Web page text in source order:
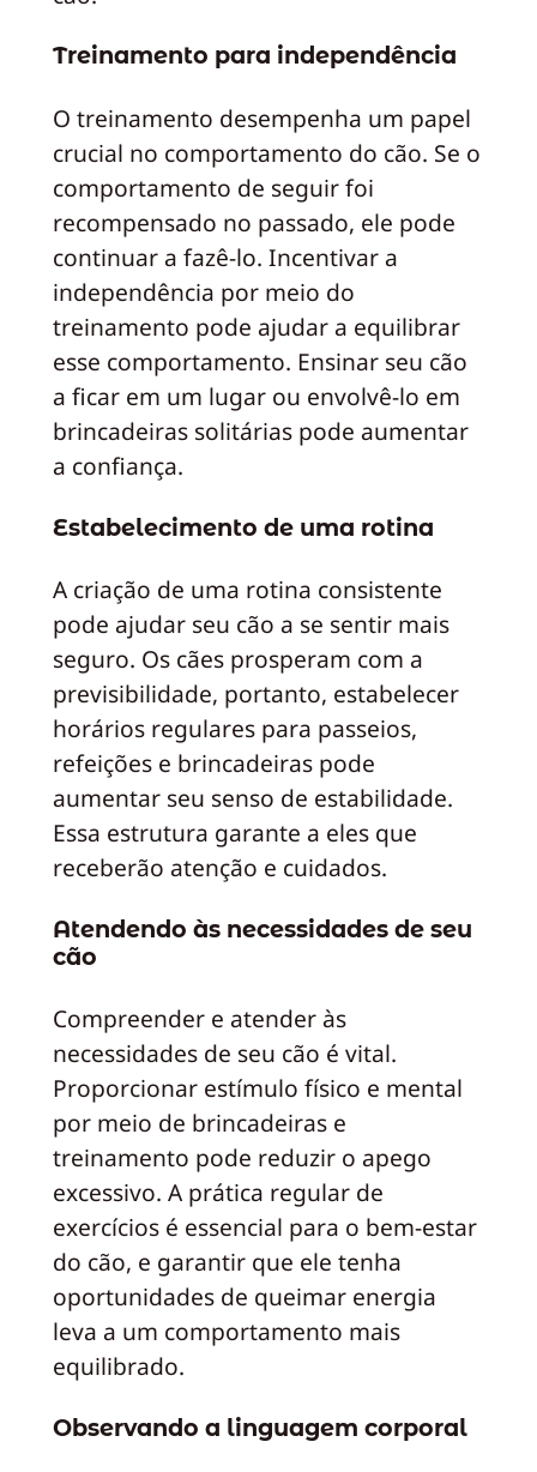
Treinamento para independência
O treinamento desempenha um papel
crucial no comportamento do cão. Se o
comportamento de seguir foi
recompensado no passado, ele pode
continuar a fazê-lo. Incentivar a
independência por meio do
treinamento pode ajudar a equilibrar
esse comportamento. Ensinar seu cão
a ficar em um lugar ou envolvê-lo em
brincadeiras solitárias pode aumentar
a confiança.
Estabelecimento de uma rotina
A criação de uma rotina consistente
pode ajudar seu cão a se sentir mais
seguro. Os cães prosperam com a
previsibilidade, portanto, estabelecer
horários regulares para passeios,
refeições e brincadeiras pode
aumentar seu senso de estabilidade.
Essa estrutura garante a eles que
receberão atenção e cuidados.
Atendendo às necessidades de seu
cão
Compreender e atender às
necessidades de seu cão é vital.
Proporcionar estímulo físico e mental
por meio de brincadeiras e
treinamento pode reduzir o apego
excessivo. A prática regular de
exercícios é essencial para o bem-estar
do cão, e garantir que ele tenha
oportunidades de queimar energia
leva a um comportamento mais
equilibrado.
Observando a linguagem corporal